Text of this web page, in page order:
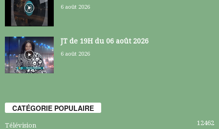
6 août 2026
JT de 19H du 06 août 2026
6 août 2026
CATÉGORIE POPULAIRE
Télévision 12462